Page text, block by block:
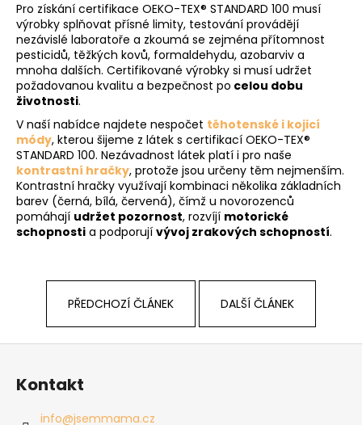
Pro získání certifikace OEKO-TEX® STANDARD 100 musí
výrobky splňovat přísné limity, testování provádějí
nezávislé laboratoře a zkoumá se zejména přítomnost
pesticidů, těžkých kovů, formaldehydu, azobarviv a
mnoha dalších. Certifikované výrobky si musí udržet
požadovanou kvalitu a bezpečnost po celou dobu
životnosti.
V naší nabídce najdete nespočet těhotenské i kojicí
módy, kterou šijeme z látek s certifikací OEKO-TEX®
STANDARD 100. Nezávadnost látek platí i pro naše
kontrastní hračky, protože jsou určeny těm nejmenším.
Kontrastní hračky využívají kombinaci několika základních
barev (černá, bílá, červená), čímž u novorozenců
pomáhají udržet pozornost, rozvíjí motorické
schopnosti a podporují vývoj zrakových schopností.
PŘEDCHOZÍ ČLÁNEK DALŠÍ ČLÁNEK
Kontakt
info@jsemmama.cz